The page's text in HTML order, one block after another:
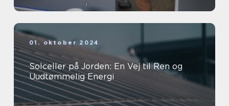
01. oktober 2024
Solceller på Jorden: En Vej til Ren og
Uudtømmelig Energi